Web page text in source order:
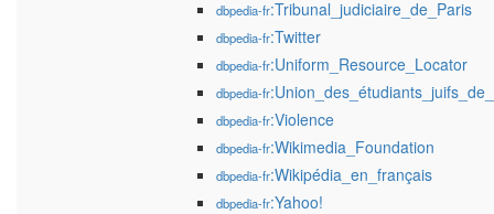
dbpedia-fr:Tribunal_judiciaire_de_Paris
dbpedia-fr:Twitter
dbpedia-fr:Uniform_Resource_Locator
dbpedia-fr
dbpedia-fr:Violence
dbpedia-fr:Wikimedia_Foundation
dbpedia-fr:Wikipédia_en_français
dbpedia-fr:Yahoo!